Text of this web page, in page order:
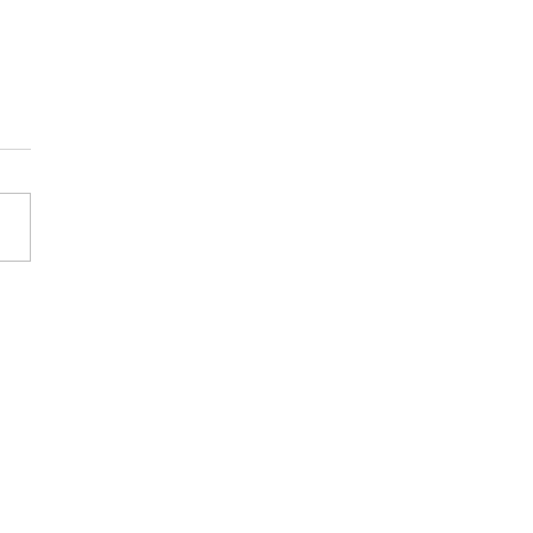
para envio de
Imobiliárias